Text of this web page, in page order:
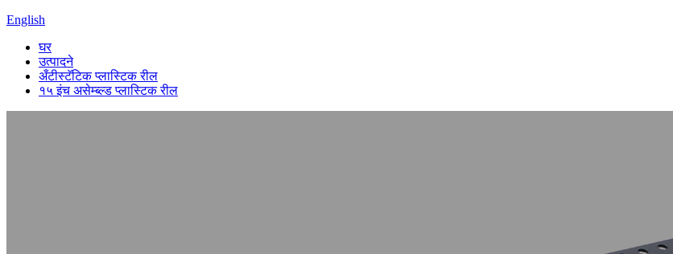
English
घर
उत्पादने
अँटीस्टॅटिक प्लास्टिक रील
१५ इंच असेम्ब्ल्ड प्लास्टिक रील